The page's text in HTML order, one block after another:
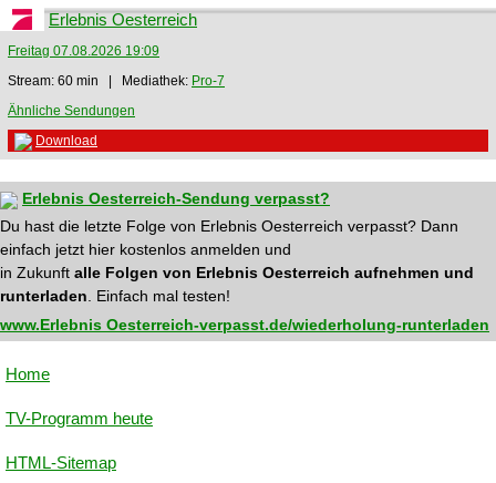
Erlebnis Oesterreich
Freitag 07.08.2026 19:09
Stream: 60 min | Mediathek: Pro-7
Ähnliche Sendungen
Download
Erlebnis Oesterreich-Sendung verpasst?
Du hast die letzte Folge von Erlebnis Oesterreich verpasst? Dann
einfach jetzt hier kostenlos anmelden und
in Zukunft alle Folgen von Erlebnis Oesterreich aufnehmen und
runterladen . Einfach mal testen!
www.Erlebnis Oesterreich-verpasst.de/wiederholung-runterladen
Home
TV-Programm heute
HTML-Sitemap